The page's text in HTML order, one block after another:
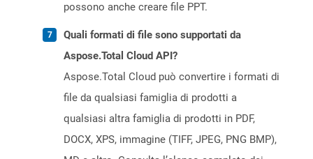
possono anche creare file PPT.
Quali formati di file sono supportati da
Aspose.Total Cloud API?
Aspose.Total Cloud può convertire i formati di
file da qualsiasi famiglia di prodotti a
qualsiasi altra famiglia di prodotti in PDF,
DOCX, XPS, immagine (TIFF, JPEG, PNG BMP),